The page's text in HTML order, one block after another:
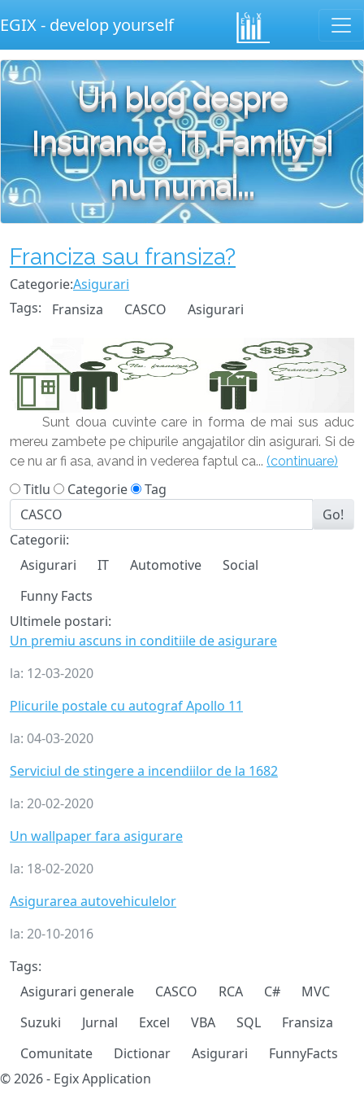
EGIX - develop yourself
Un blog despre
Insurance, IT, Family si
nu numai...
Franciza sau fransiza?
Categorie:Asigurari
Tags:
Fransiza CASCO Asigurari
Sunt doua cuvinte care in forma de mai sus aduc
mereu zambete pe chipurile angajatilor din asigurari. Si de
ce nu ar fi asa, avand in vederea faptul ca... (continuare)
Titlu Categorie
Tag
Go!
Categorii:
Asigurari
IT Automotive
Social
Funny Facts
Ultimele postari:
Un premiu ascuns in conditiile de asigurare
la: 12-03-2020
Plicurile postale cu autograf Apollo 11
la: 04-03-2020
Serviciul de stingere a incendiilor de la 1682
la: 20-02-2020
Un wallpaper fara asigurare
la: 18-02-2020
Asigurarea autovehiculelor
la: 20-10-2016
Tags:
Asigurari generale
CASCO RCA C#
MVC
Suzuki
Jurnal Excel VBA SQL
Fransiza
Comunitate
Dictionar Asigurari
FunnyFacts
© 2026 - Egix Application